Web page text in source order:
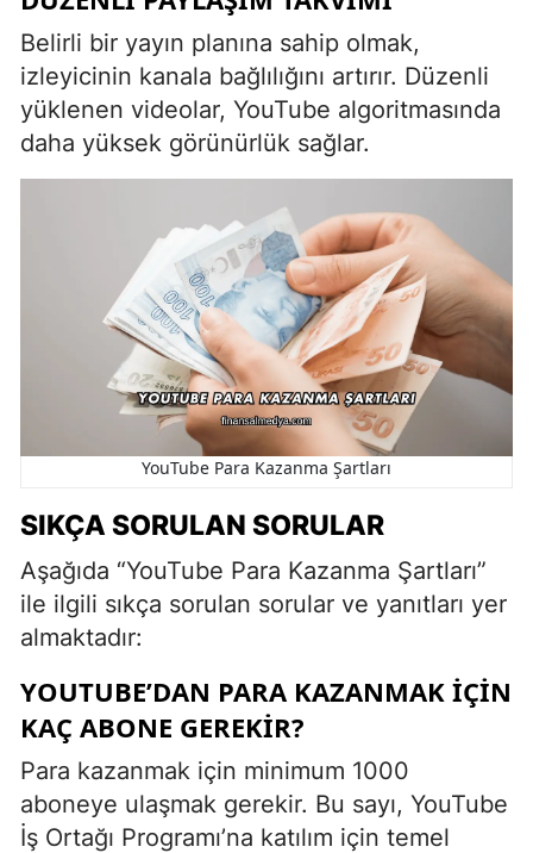
Belirli bir yayın planına sahip olmak,
izleyicinin kanala bağlılığını artırır. Düzenli
yüklenen videolar, YouTube algoritmasında
daha yüksek görünürlük sağlar.
YouTube Para Kazanma Şartları
SIKÇA SORULAN SORULAR
Aşağıda “YouTube Para Kazanma Şartları”
ile ilgili sıkça sorulan sorular ve yanıtları yer
almaktadır:
YOUTUBE’DAN PARA KAZANMAK İÇIN
KAÇ ABONE GEREKIR?
Para kazanmak için minimum 1000
aboneye ulaşmak gerekir. Bu sayı, YouTube
İş Ortağı Programı’na katılım için temel